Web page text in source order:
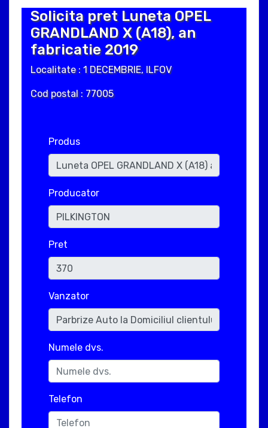
Solicita pret Luneta OPEL
GRANDLAND X (A18), an
fabricatie 2019
Localitate : 1 DECEMBRIE, ILFOV
Cod postal : 77005
Produs
Producator
Pret
Vanzator
Numele dvs.
Telefon